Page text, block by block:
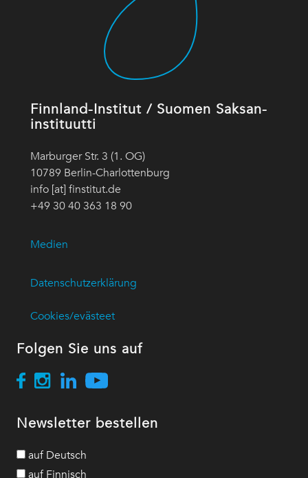
Finnland-Institut / Suomen Saksan-
instituutti
Marburger Str. 3 (1. OG)
10789 Berlin-Charlottenburg
info [at] finstitut.de
+49 30 40 363 18 90
Medien
Datenschutzerklärung
Cookies/evästeet
Folgen Sie uns auf
Newsletter bestellen
auf Deutsch
auf Finnisch